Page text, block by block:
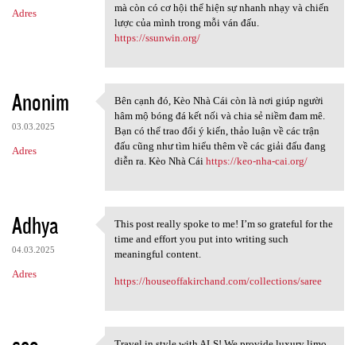
Adres
mà còn có cơ hội thể hiện sự nhanh nhạy và chiến
lược của mình trong mỗi ván đấu.
https://ssunwin.org/
Anonim
03.03.2025
Adres
Bên cạnh đó, Kèo Nhà Cái còn
Bên cạnh đó, Kèo Nhà Cái còn là nơi giúp người
hâm mộ bóng đá kết nối và chia sẻ niềm đam mê.
Bạn có thể trao đổi ý kiến, thảo luận về các trận
đấu cũng như tìm hiểu thêm về các giải đấu đang
diễn ra. Kèo Nhà Cái https://keo-nha-cai.org/
Adhya
04.03.2025
Adres
This post really spoke to me!
This post really spoke to me! I’m so grateful for the
time and effort you put into writing such
meaningful content.
https://houseoffakirchand.com/collections/saree